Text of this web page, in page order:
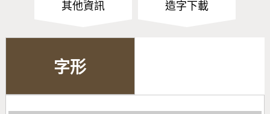
其他資訊 造字下載
字形